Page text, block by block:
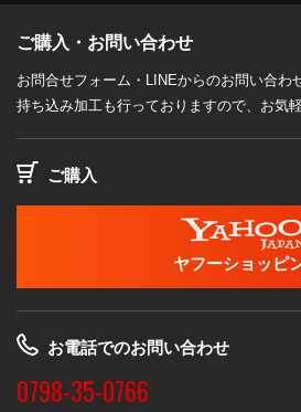
ご購入・お問い合わせ
お問合せフォーム・LINEからのお問い合わ
持ち込み加工も行っておりますので、お気
ご購入
ヤフーショッピ
お電話でのお問い合わせ
0798-35-0766